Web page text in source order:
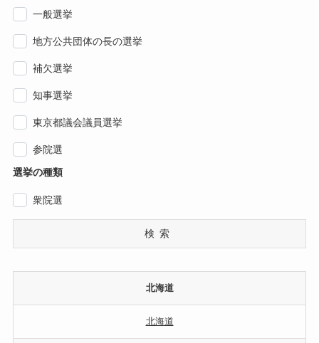
一般選挙
地方公共団体の長の選挙
補欠選挙
知事選挙
東京都議会議員選挙
参院選
選挙の種類
衆院選
検索
北海道
北海道